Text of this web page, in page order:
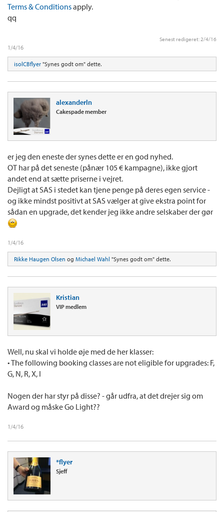
Terms & Conditionsapply.
qq
Senest redigeret: 2/4/16
1/4/16
isolCBflyer "Synes godt om" dette.
alexanderln
Cakespade member
er jeg den eneste der synes dette er en god nyhed.
OT har på det seneste (pånær 105 € kampagne), ikke gjort
andet end at sætte priserne i vejret.
Dejligt at SAS i stedet kan tjene penge på deres egen service -
og ikke mindst positivt at SAS vælger at give ekstra point for
sådan en upgrade, det kender jeg ikke andre selskaber der gør
1/4/16
Rikke Haugen Olsen og Michael Wahl "Synes godt om" dette.
Kristian
VIP medlem
Well, nu skal vi holde øje med de her klasser:
• The following booking classes are not eligible for upgrades: F,
G, N, R, X, I
Nogen der har styr på disse? - går udfra, at det drejer sig om
Award og måske Go Light??
1/4/16
*flyer
Sjeff